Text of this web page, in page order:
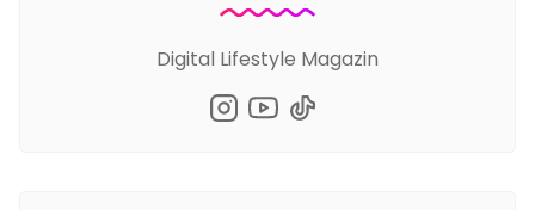
Digital Lifestyle Magazin